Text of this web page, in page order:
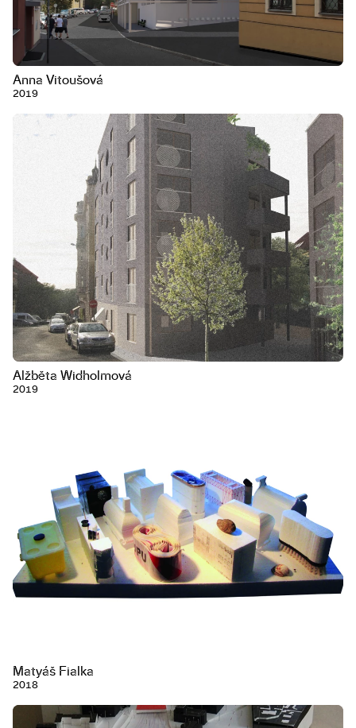
Anna Vitoušová
2019
Alžběta Widholmová
2019
Matyáš Fialka
2018